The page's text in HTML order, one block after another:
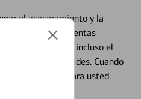
el asesoramiento y la
Desde sus cuentas
para su futuro, e incluso el
con sus necesidades. Cuando
sea adecuado para usted.